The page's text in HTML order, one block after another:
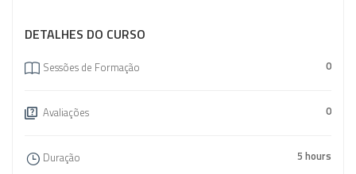
DETALHES DO CURSO
Sessões de Formação 0
Avaliações 0
Duração 5 hours